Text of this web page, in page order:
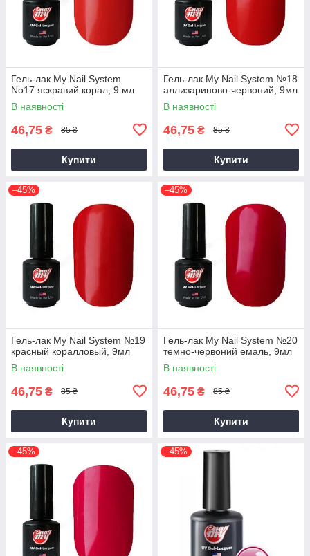
Гель-лак My Nail System
No17 яскравий корал, 9 мл
В наявності
46,75 ₴ 85 ₴
Купити
Гель-лак My Nail System №18
аллизариново-червоний, 9мл
В наявності
46,75 ₴ 85 ₴
Купити
–45%
Гель-лак My Nail System №19
красный коралловый, 9мл
В наявності
46,75 ₴ 85 ₴
Купити
–45%
Гель-лак My Nail System №20
темно-червоний емаль, 9мл
В наявності
46,75 ₴ 85 ₴
Купити
–45% –45%